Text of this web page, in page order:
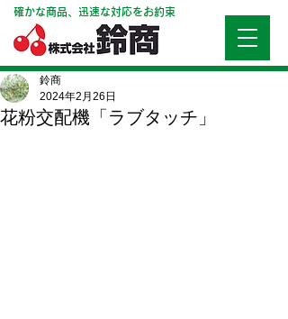
確かな商品、迅速な対応をお約束
花粉交配機「ラブタッチ」
鈴商
2024年2月26日